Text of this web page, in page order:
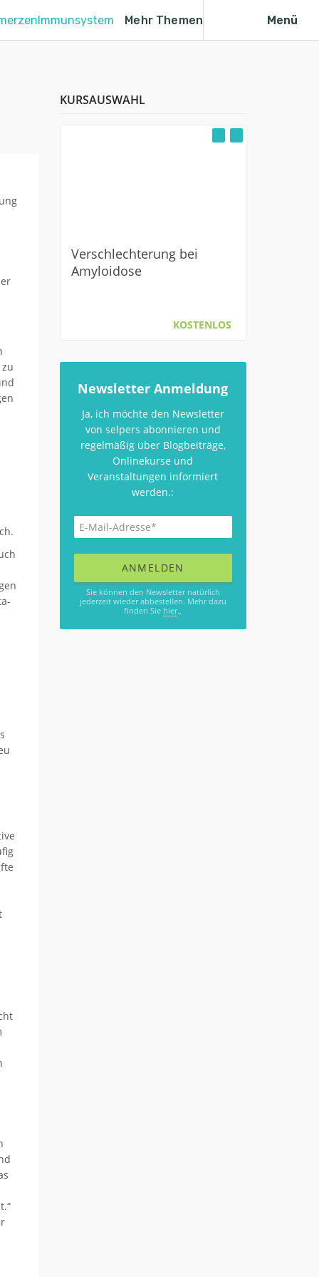
Immunsystem Mehr Themen Menü
KURSAUSWAHL
Verschlechterung bei
Amyloidose
KOSTENLOS
Newsletter Anmeldung
Ja, ich möchte den Newsletter
von selpers abonnieren und
regelmäßig über Blogbeiträge,
Onlinekurse und
Veranstaltungen informiert
werden.:
Sie können den Newsletter natürlich
jederzeit wieder abbestellen. Mehr dazu
finden Sie hier.,